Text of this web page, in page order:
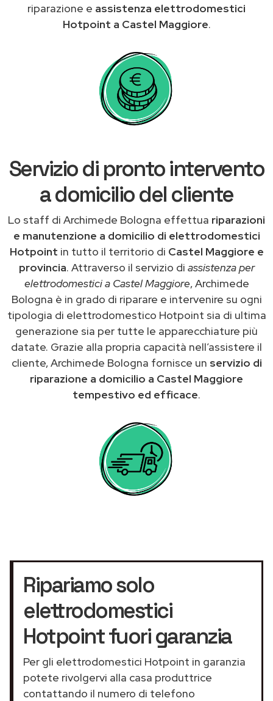
riparazione e assistenza elettrodomestici
Hotpoint a Castel Maggiore.
Servizio di pronto intervento
a domicilio del cliente
Lo staff di Archimede Bologna effettua riparazioni
e manutenzione a domicilio di elettrodomestici
Hotpoint in tutto il territorio di Castel Maggiore e
provincia. Attraverso il servizio di assistenza per
elettrodomestici a Castel Maggiore, Archimede
Bologna è in grado di riparare e intervenire su ogni
tipologia di elettrodomestico Hotpoint sia di ultima
generazione sia per tutte le apparecchiature più
datate. Grazie alla propria capacità nell’assistere il
cliente, Archimede Bologna fornisce un servizio di
riparazione a domicilio a Castel Maggiore
tempestivo ed efficace.
Ripariamo solo
elettrodomestici
Hotpoint fuori garanzia
Per gli elettrodomestici Hotpoint in garanzia
potete rivolgervi alla casa produttrice
contattando il numero di telefono